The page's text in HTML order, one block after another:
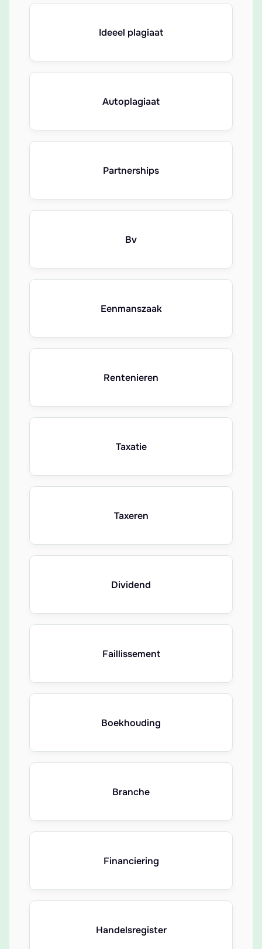
Ideeel plagiaat
Autoplagiaat
Partnerships
Bv
Eenmanszaak
Rentenieren
Taxatie
Taxeren
Dividend
Faillissement
Boekhouding
Branche
Financiering
Handelsregister